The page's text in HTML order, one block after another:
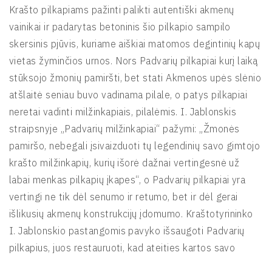
Krašto pilkapiams pažinti palikti autentiški akmenų
vainikai ir padarytas betoninis šio pilkapio sampilo
skersinis pjūvis, kuriame aiškiai matomos degintinių kapų
vietas žyminčios urnos. Nors Padvarių pilkapiai kurį laiką
stūksojo žmonių pamiršti, bet stati Akmenos upės slėnio
atšlaitė seniau buvo vadinama pilale, o patys pilkapiai
neretai vadinti milžinkapiais, pilalėmis. I. Jablonskis
straipsnyje „Padvarių milžinkapiai“ pažymi: „Žmonės
pamiršo, nebegali įsivaizduoti tų legendinių savo gimtojo
krašto milžinkapių, kurių išorė dažnai vertingesnė už
labai menkas pilkapių įkapes“, o Padvarių pilkapiai yra
vertingi ne tik dėl senumo ir retumo, bet ir dėl gerai
išlikusių akmenų konstrukcijų įdomumo. Kraštotyrininko
I. Jablonskio pastangomis pavyko išsaugoti Padvarių
pilkapius, juos restauruoti, kad ateities kartos savo